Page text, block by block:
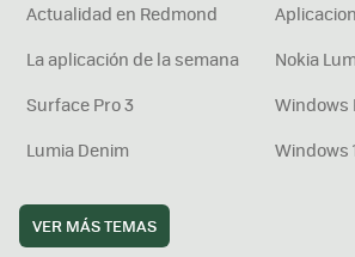
Actualidad en Redmond
La aplicación de la semana
Nokia
Surface Pro 3
Windows
Lumia Denim
Windows
VER MÁS TEMAS